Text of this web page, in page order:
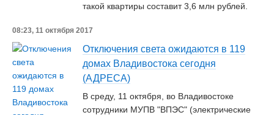
такой квартиры составит 3,6 млн рублей.
08:23, 11 октября 2017
Отключения света ожидаются в 119
домах Владивостока сегодня
(АДРЕСА)
В среду, 11 октября, во Владивостоке
сотрудники МУПВ "ВПЭС" (электрические